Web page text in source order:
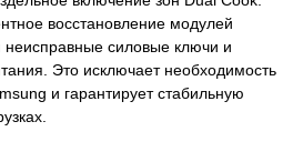
восстановление модулей
силовые ключи и
Это исключает необходимость
и гарантирует стабильную